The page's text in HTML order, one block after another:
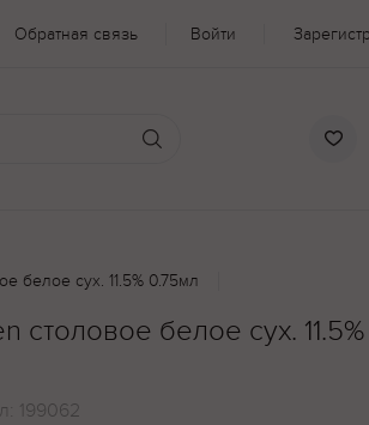
Обратная связь Войти
белое сух. 11.5% 0.75мл
столовое белое сух. 11.5%
199062